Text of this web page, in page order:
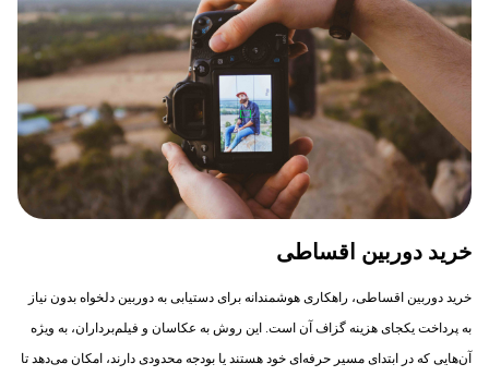
خرید دوربین اقساطی
خرید دوربین اقساطی، راهکاری هوشمندانه برای دستیابی به دوربین دلخواه بدون نیاز
به پرداخت یکجای هزینه گزاف آن است. این روش به عکاسان و فیلم‌برداران، به ویژه
آن‌هایی که در ابتدای مسیر حرفه‌ای خود هستند یا بودجه محدودی دارند، امکان می‌دهد تا